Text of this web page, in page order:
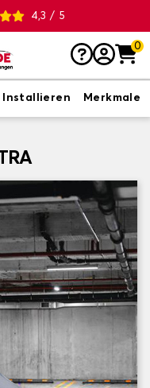
4,3 / 5
0
Installieren Merkmale